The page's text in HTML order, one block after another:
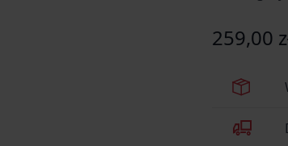
259,00